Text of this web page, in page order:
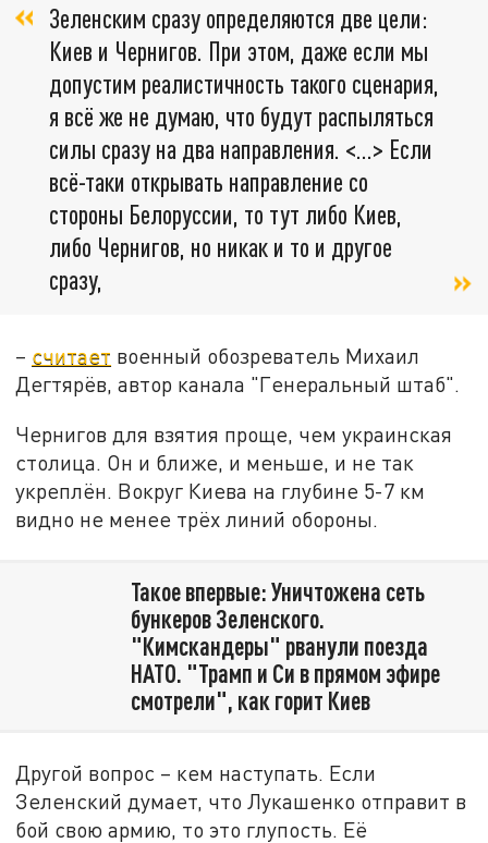
Зеленским сразу определяются две цели:
Киев и Чернигов. При этом, даже если мы
допустим реалистичность такого сценария,
я всё же не думаю, что будут распыляться
силы сразу на два направления. <…> Если
всё-таки открывать направление со
стороны Белоруссии, то тут либо Киев,
либо Чернигов, но никак и то и другое
сразу,
– считает военный обозреватель Михаил
Дегтярёв, автор канала "Генеральный штаб".
Чернигов для взятия проще, чем украинская
столица. Он и ближе, и меньше, и не так
укреплён. Вокруг Киева на глубине 5-7 км
видно не менее трёх линий обороны.
Такое впервые: Уничтожена сеть
бункеров Зеленского.
"Кимскандеры" рванули поезда
НАТО. "Трамп и Си в прямом эфире
смотрели", как горит Киев
Другой вопрос – кем наступать. Если
Зеленский думает, что Лукашенко отправит в
бой свою армию, то это глупость. Её